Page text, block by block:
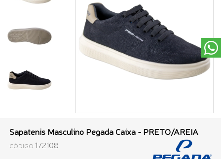
Sapatenis Masculino Pegada Caixa - PRETO/AREIA
CÓDIGO 172108